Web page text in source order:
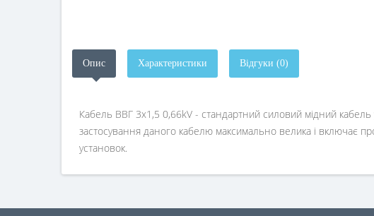
Опис Характеристики Відгуки (0)
Кабель ВВГ 3х1,5 0,66kV - стандартний силовий мідний кабель
застосування даного кабелю максимально велика і включає
установок.